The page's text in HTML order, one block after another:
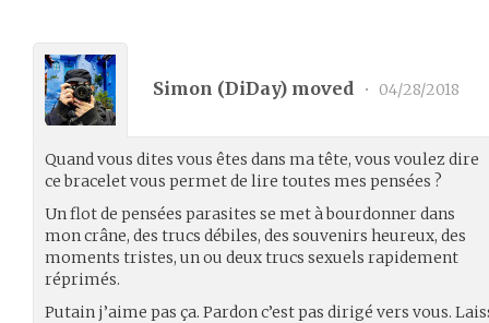
Simon (DiDay) moved • 04/28/2018
Quand vous dites vous êtes dans ma tête, vous voulez dire
ce bracelet vous permet de lire toutes mes pensées ?
Un flot de pensées parasites se met à bourdonner dans
mon crâne, des trucs débiles, des souvenirs heureux, des
moments tristes, un ou deux trucs sexuels rapidement
réprimés.
Putain j’aime pas ça. Pardon c’est pas dirigé vers vous.